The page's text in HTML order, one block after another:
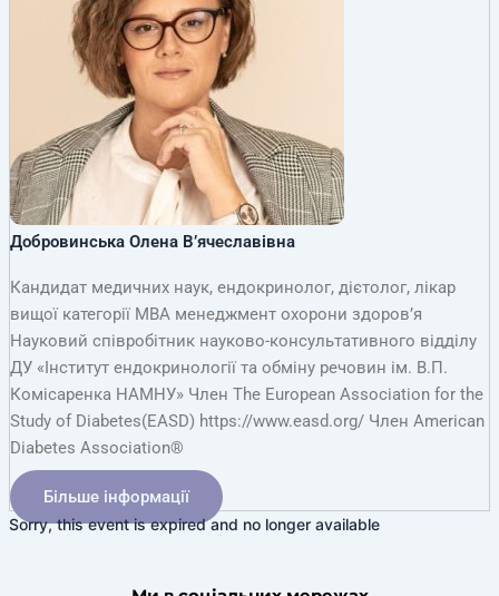
Добровинська Олена В’ячеславівна
Кандидат медичних наук, ендокринолог, дієтолог, лікар
вищої категорії MBA менеджмент охорони здоров’я
Науковий співробітник науково-консультативного відділу
ДУ «Інститут ендокринології та обміну речовин ім. В.П.
Комісаренка НАМНУ» Член The European Association for the
Study of Diabetes(EASD) https://www.easd.org/ Член American
Diabetes Association®
Більше інформації
Sorry, this event is expired and no longer available